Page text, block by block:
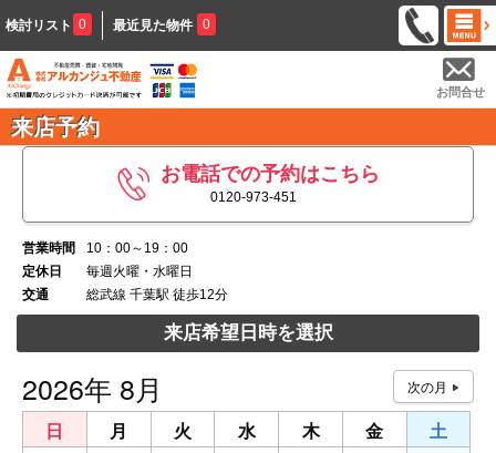
検討リスト 0 最近見た物件 0
お問合せ
来店予約
お電話での予約はこちら
0120-973-451
営業時間
10：00～19：00
定休日
毎週火曜・水曜日
交通
総武線 千葉駅 徒歩12分
来店希望日時を選択
2026年 8月
日 月 火 水 木 金
土